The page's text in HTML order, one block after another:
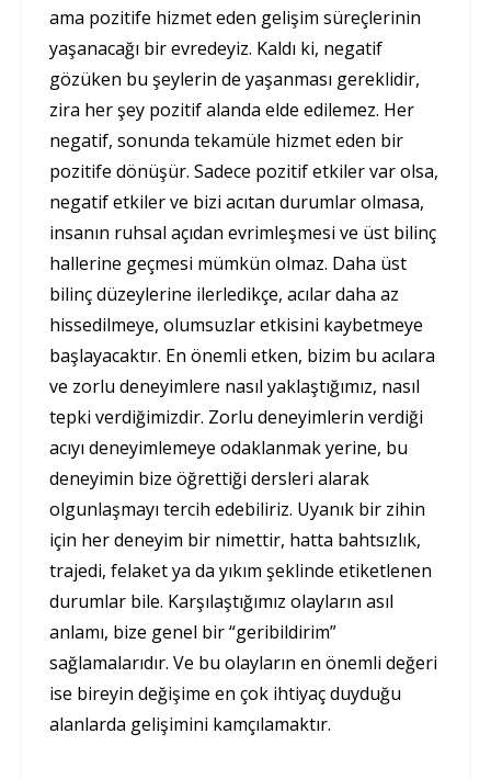
ama pozitife hizmet eden gelişim süreçlerinin
yaşanacağı bir evredeyiz. Kaldı ki, negatif
gözüken bu şeylerin de yaşanması gereklidir,
zira her şey pozitif alanda elde edilemez. Her
negatif, sonunda tekamüle hizmet eden bir
pozitife dönüşür. Sadece pozitif etkiler var olsa,
negatif etkiler ve bizi acıtan durumlar olmasa,
insanın ruhsal açıdan evrimleşmesi ve üst bilinç
hallerine geçmesi mümkün olmaz. Daha üst
bilinç düzeylerine ilerledikçe, acılar daha az
hissedilmeye, olumsuzlar etkisini kaybetmeye
başlayacaktır. En önemli etken, bizim bu acılara
ve zorlu deneyimlere nasıl yaklaştığımız, nasıl
tepki verdiğimizdir. Zorlu deneyimlerin verdiği
acıyı deneyimlemeye odaklanmak yerine, bu
deneyimin bize öğrettiği dersleri alarak
olgunlaşmayı tercih edebiliriz. Uyanık bir zihin
için her deneyim bir nimettir, hatta bahtsızlık,
trajedi, felaket ya da yıkım şeklinde etiketlenen
durumlar bile. Karşılaştığımız olayların asıl
anlamı, bize genel bir “geribildirim”
sağlamalarıdır. Ve bu olayların en önemli değeri
ise bireyin değişime en çok ihtiyaç duyduğu
alanlarda gelişimini kamçılamaktır.